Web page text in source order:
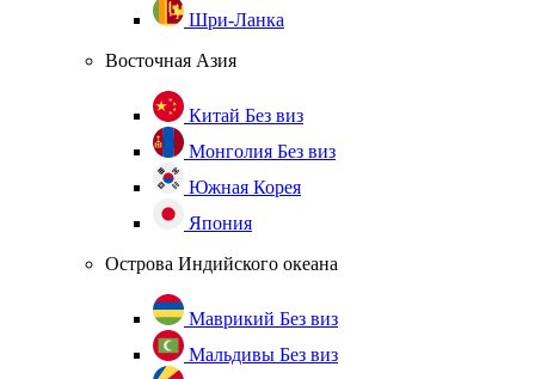
Шри-Ланка
Восточная Азия
Китай Без виз
Монголия Без виз
Южная Корея
Япония
Острова Индийского океана
Маврикий Без виз
Мальдивы Без виз